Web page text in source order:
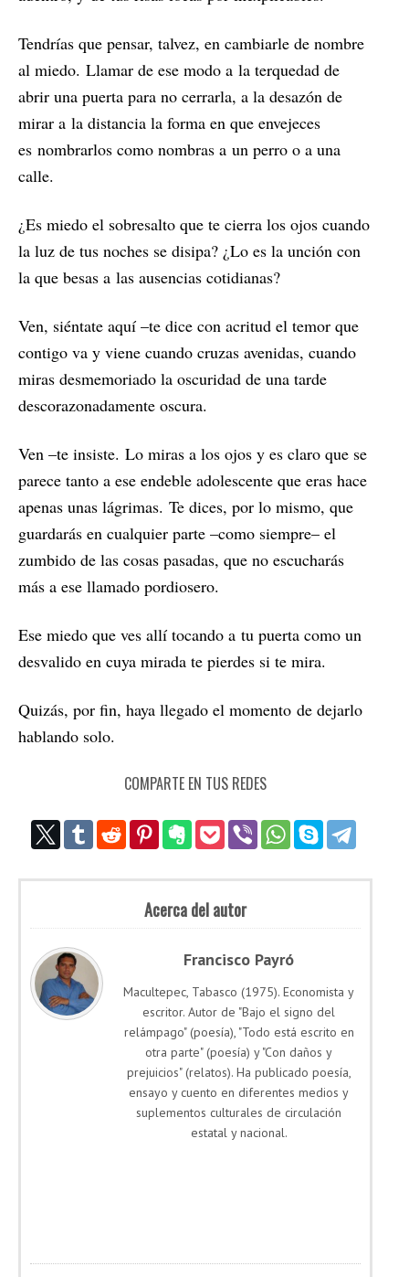
Tendrías que pensar, talvez, en cambiarle de nombre
al miedo. Llamar de ese modo a la terquedad de
abrir una puerta para no cerrarla, a la desazón de
mirar a la distancia la forma en que envejeces
es nombrarlos como nombras a un perro o a una
calle.
¿Es miedo el sobresalto que te cierra los ojos cuando
la luz de tus noches se disipa? ¿Lo es la unción con
la que besas a las ausencias cotidianas?
Ven, siéntate aquí –te dice con acritud el temor que
contigo va y viene cuando cruzas avenidas, cuando
miras desmemoriado la oscuridad de una tarde
descorazonadamente oscura.
Ven –te insiste. Lo miras a los ojos y es claro que se
parece tanto a ese endeble adolescente que eras hace
apenas unas lágrimas. Te dices, por lo mismo, que
guardarás en cualquier parte –como siempre– el
zumbido de las cosas pasadas, que no escucharás
más a ese llamado pordiosero.
Ese miedo que ves allí tocando a tu puerta como un
desvalido en cuya mirada te pierdes si te mira.
Quizás, por fin, haya llegado el momento de dejarlo
hablando solo.
COMPARTE EN TUS REDES
Acerca del autor
Francisco Payró
Macultepec, Tabasco (1975). Economista y
escritor. Autor de "Bajo el signo del
relámpago" (poesía), "Todo está escrito en
otra parte" (poesía) y "Con daños y
prejuicios" (relatos). Ha publicado poesía,
ensayo y cuento en diferentes medios y
suplementos culturales de circulación
estatal y nacional.